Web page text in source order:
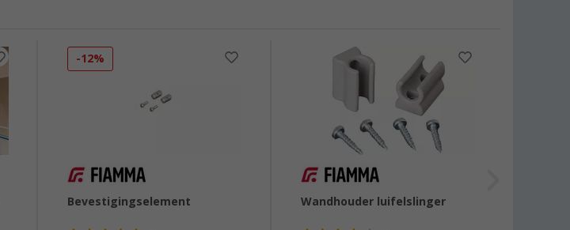
-12%
Bevestigingselement Wandhouder luifelslinger